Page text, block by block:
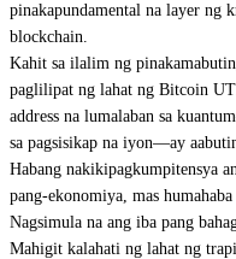
pinakapundamental na layer ng
blockchain.
Kahit sa ilalim ng
paglilipat ng lahat ng Bitcoin
address na lumalaban sa
sa pagsisikap na iyon—ay
Habang nakikipagkumpitensya
pang-ekonomiya, mas
Nagsimula na ang iba pang
Mahigit kalahati ng lahat ng